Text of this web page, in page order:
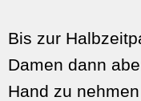
Bis zur
Damen dann
Hand zu